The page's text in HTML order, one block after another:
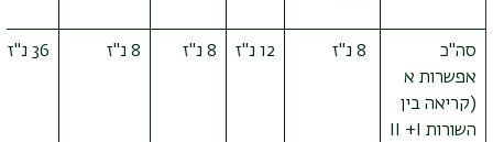
סה"כ
אפשרות א
(קריאה בין
השורות I
+
II
12 נ"ז 8 נ"ז 8 נ"ז 36 נ"ז